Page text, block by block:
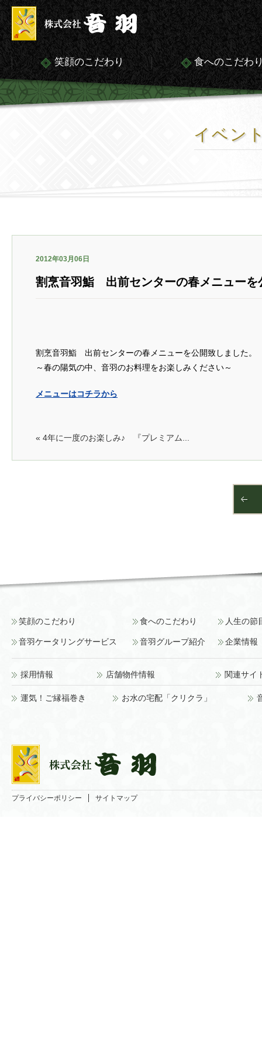
笑顔のこだわり 食へのこだわ
イベン
2012年03月06日
割烹音羽鮨 出前センターの春メニューを
割烹音羽鮨 出前センターの春メニューを公開致しました。
～春の陽気の中、音羽のお料理をお楽しみください～
メニューはコチラから
« 4年に一度のお楽しみ♪ 『プレミアム...
笑顔のこだわり 食へのこだわり 人生の節
音羽ケータリングサービス 音羽グループ紹介 企業情報
採用情報 店舗物件情報 関連サイ
運気！ご縁福巻き お水の宅配「クリクラ」
プライバシーポリシー サイトマップ